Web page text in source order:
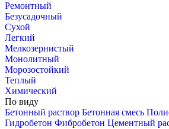
Ремонтный
Безусадочный
Сухой
Легкий
Мелкозернистый
Монолитный
Морозостойкий
Теплый
Химический
По виду
Бетонный раствор Бетонная смесь
Гидробетон Фибробетон Цементный